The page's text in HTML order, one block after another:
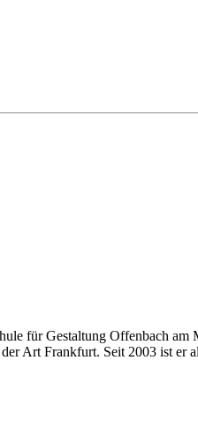
für Gestaltung Offenbach am
Art Frankfurt. Seit 2003 ist er